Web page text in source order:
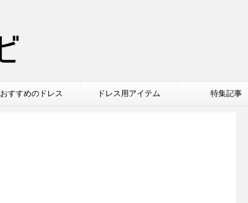
おすすめのドレス ドレス用アイテム 特集記事